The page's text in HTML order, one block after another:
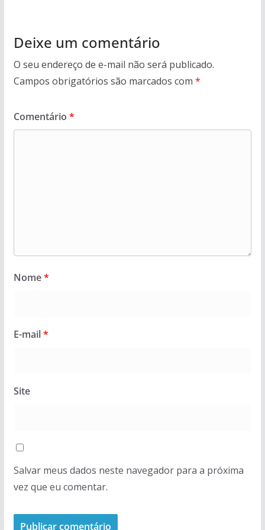
Deixe um comentário
O seu endereço de e-mail não será publicado.
Campos obrigatórios são marcados com *
Comentário *
Nome*
E-mail*
Site
Salvar meus dados neste navegador para a próxima
vez que eu comentar.